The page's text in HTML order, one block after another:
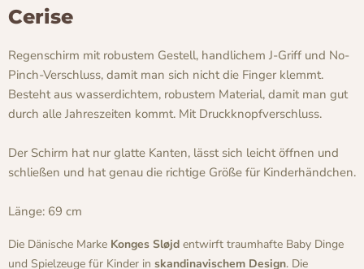
Cerise
Regenschirm mit robustem Gestell, handlichem J-Griff und No-
Pinch-Verschluss, damit man sich nicht die Finger klemmt.
Besteht aus wasserdichtem, robustem Material, damit man gut
durch alle Jahreszeiten kommt. Mit Druckknopfverschluss.
Der Schirm hat nur glatte Kanten, lässt sich leicht öffnen und
schließen und hat genau die richtige Größe für Kinderhändchen.
Länge: 69 cm
Die Dänische Marke Konges Sløjd entwirft traumhafte Baby Dinge
und Spielzeuge für Kinder in skandinavischem Design. Die